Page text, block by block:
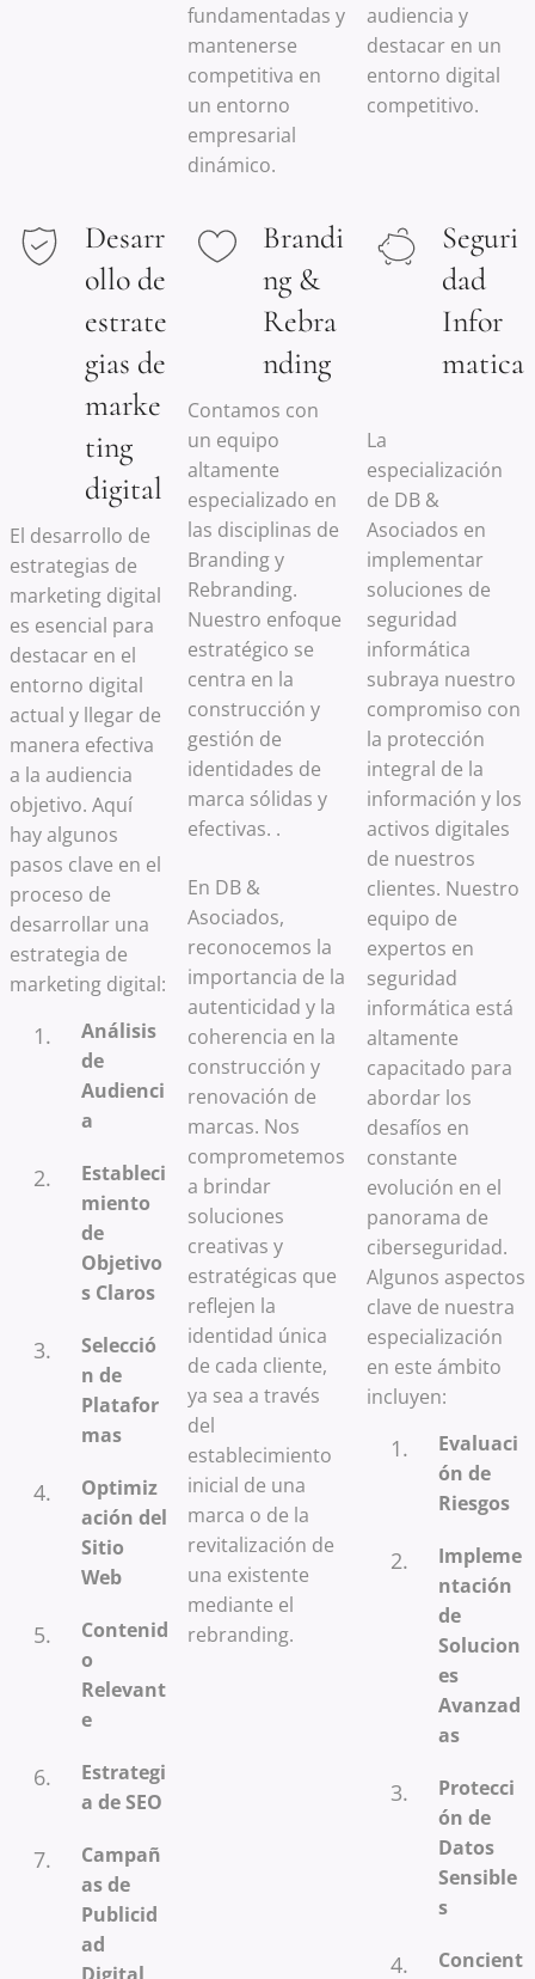
fundamentadas y
mantenerse
competitiva en
un entorno
empresarial
dinámico.
audiencia y
destacar en un
entorno digital
competitivo.
Desarr
ollo de
estrate
gias de
marke
ting
digital
El desarrollo de
estrategias de
marketing digital
es esencial para
destacar en el
entorno digital
actual y llegar de
manera efectiva
a la audiencia
objetivo. Aquí
hay algunos
pasos clave en el
proceso de
desarrollar una
estrategia de
marketing digital:
Análisis
de
Audienci
a
Estableci
miento
de
Objetivo
s Claros
Selecció
n de
Platafor
mas
Optimiz
ación del
Sitio
Web
Contenid
o
Relevant
e
Estrategi
a de SEO
Campañ
as de
Publicid
ad
Brandi
ng &
Rebra
nding
Contamos con
un equipo
altamente
especializado en
las disciplinas de
Branding y
Rebranding.
Nuestro enfoque
estratégico se
centra en la
construcción y
gestión de
identidades de
marca sólidas y
efectivas. .
En DB &
Asociados,
reconocemos la
importancia de la
autenticidad y la
coherencia en la
construcción y
renovación de
marcas. Nos
comprometemos
a brindar
soluciones
creativas y
estratégicas que
reflejen la
identidad única
de cada cliente,
ya sea a través
del
establecimiento
inicial de una
marca o de la
revitalización de
una existente
mediante el
rebranding.
Seguri
dad
Infor
matica
La
especialización
de DB &
Asociados en
implementar
soluciones de
seguridad
informática
subraya nuestro
compromiso con
la protección
integral de la
información y los
activos digitales
de nuestros
clientes. Nuestro
equipo de
expertos en
seguridad
informática está
altamente
capacitado para
abordar los
desafíos en
constante
evolución en el
panorama de
ciberseguridad.
Algunos aspectos
clave de nuestra
especialización
en este ámbito
incluyen:
Evaluaci
ón de
Riesgos
Impleme
ntación
de
Solucion
es
Avanzad
as
Protecci
ón de
Datos
Sensible
s
Concient